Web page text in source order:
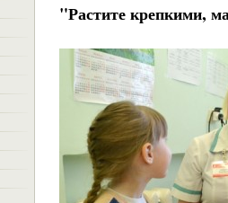
"Растите крепкими,